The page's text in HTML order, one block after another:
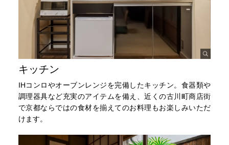
キッチン
IHコンロやオーブンレンジを完備したキッチン。食器類や
調理器具など充実のアイテムを備え、近くの古川町商店街
で京都ならではの食材を揃えてのお料理もお楽しみいただ
けます。